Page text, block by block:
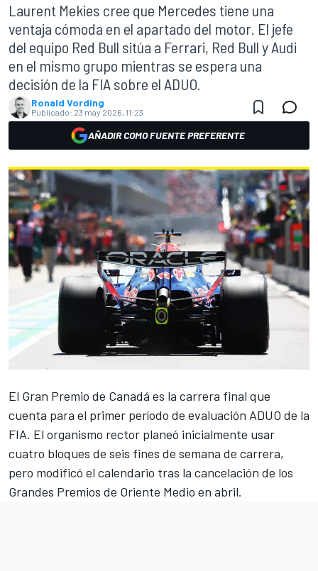
Laurent Mekies cree que Mercedes tiene una
ventaja cómoda en el apartado del motor. El jefe
del equipo Red Bull sitúa a Ferrari, Red Bull y Audi
en el mismo grupo mientras se espera una
decisión de la FIA sobre el ADUO.
Ronald Vording
Publicado: 23 may 2026, 11:23
AÑADIR COMO FUENTE PREFERENTE
El Gran Premio de Canadá es la carrera final que
cuenta para el primer período de evaluación ADUO de la
FIA. El organismo rector planeó inicialmente usar
cuatro bloques de seis fines de semana de carrera,
pero modificó el calendario tras la cancelación de los
Grandes Premios de Oriente Medio en abril.